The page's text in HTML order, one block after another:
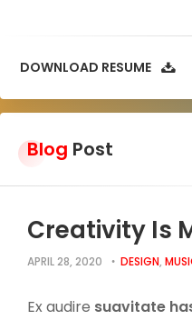
DOWNLOAD RESUME
Blog Post
Creativity Is
APRIL 28, 2020 DESIGN,
Ex audire suavitate